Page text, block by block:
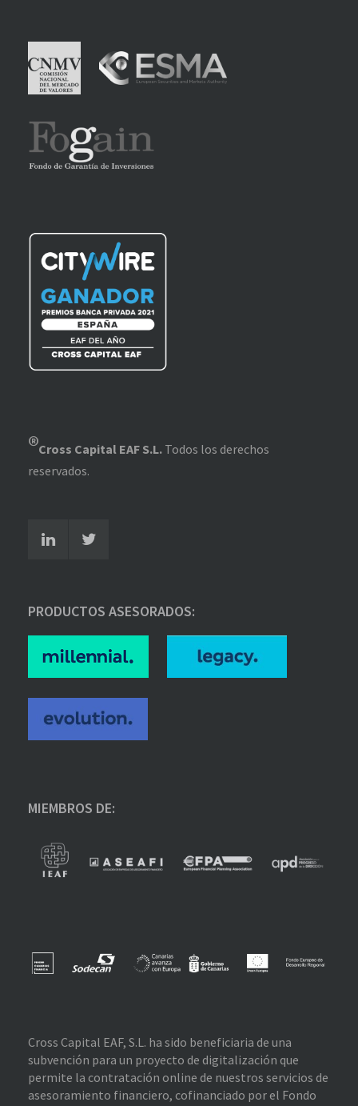
®Cross Capital EAF S.L. Todos los derechos
reservados.
PRODUCTOS ASESORADOS:
MIEMBROS DE:
Cross Capital EAF, S.L. ha sido beneficiaria de una
subvención para un proyecto de digitalización que
permite la contratación online de nuestros servicios de
asesoramiento financiero, cofinanciado por el Fondo